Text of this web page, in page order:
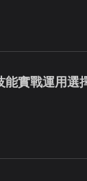
能實戰運用選